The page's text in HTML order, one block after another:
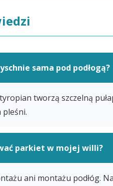
sama pod podłogą?
tworzą szczelną
pleśni.
parkiet w mojej willi?
ani montażu podłóg.